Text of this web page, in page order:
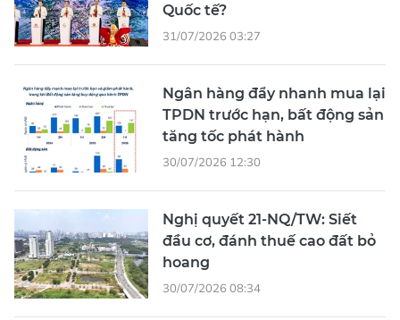
Quốc tế?
31/07/2026 03:27
Ngân hàng đẩy nhanh mua lại
TPDN trước hạn, bất động sản
tăng tốc phát hành
30/07/2026 12:30
Nghị quyết 21-NQ/TW: Siết
đầu cơ, đánh thuế cao đất bỏ
hoang
30/07/2026 08:34